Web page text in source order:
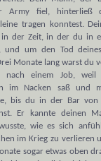
Army fiel, hinterließ
tragen konntest.
der Zeit, in der du in
und um den Tod
Monate lang warst du
nach einem Job,
im Nacken saß und
bis du in der Bar von
Er kannte deinen
wie es sich
im Krieg zu verlieren
sogar etwas oben